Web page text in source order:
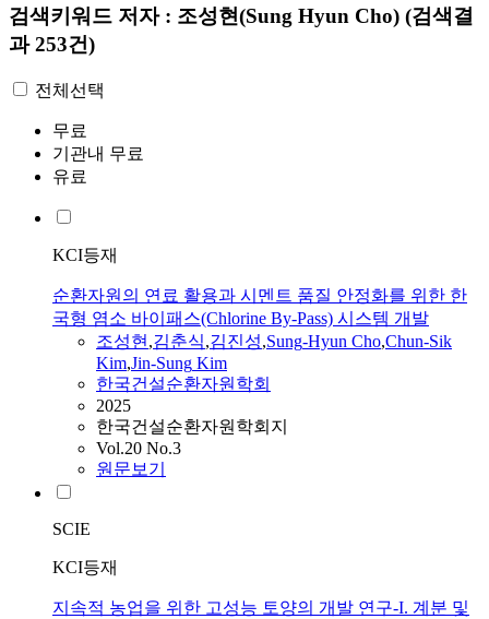
검색키워드 저자 : 조성현(Sung Hyun Cho) (검색결
과 253건)
전체선택
무료
기관내 무료
유료
KCI등재
순환자원의 연료 활용과 시멘트 품질 안정화를 위한 한
국형 염소 바이패스(Chlorine By-Pass) 시스템 개발
조성현,김춘식,김진성,Sung-Hyun Cho,Chun-Sik
Kim,Jin-Sung Kim
한국건설순환자원학회
2025
한국건설순환자원학회지
Vol.20 No.3
원문보기
SCIE
KCI등재
지속적 농업을 위한 고성능 토양의 개발 연구-I. 계분 및